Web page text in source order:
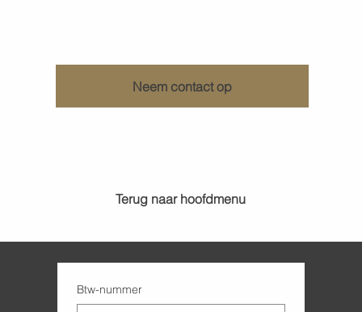
Neem contact op
Terug naar hoofdmenu
Btw-nummer